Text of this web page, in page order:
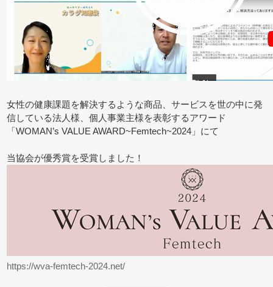
女性の健康課題を解決するような商品、サービスを世の中に発
信している法人様、個人事業主様を表彰するアワード
「WOMAN’s VALUE AWARD~Femtech~2024」にて
当協会が優秀賞を受賞しました！
https://wva-femtech-2024.net/